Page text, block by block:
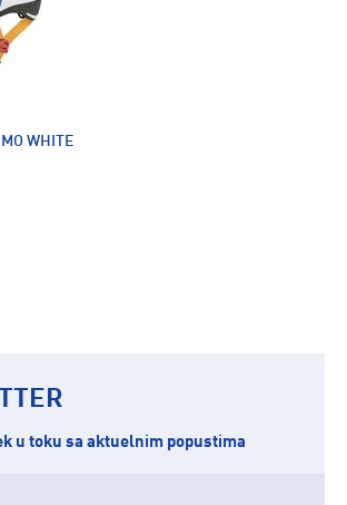
WHITE
u toku sa aktuelnim popustima